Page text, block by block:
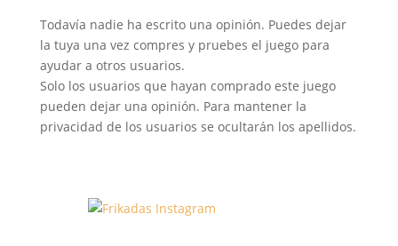
Todavía nadie ha escrito una opinión. Puedes dejar
la tuya una vez compres y pruebes el juego para
ayudar a otros usuarios.
Solo los usuarios que hayan comprado este juego
pueden dejar una opinión. Para mantener la
privacidad de los usuarios se ocultarán los apellidos.